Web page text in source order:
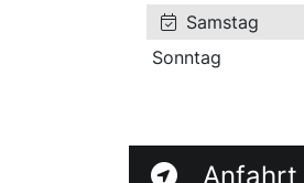
Samstag
Sonntag
Anfahrt